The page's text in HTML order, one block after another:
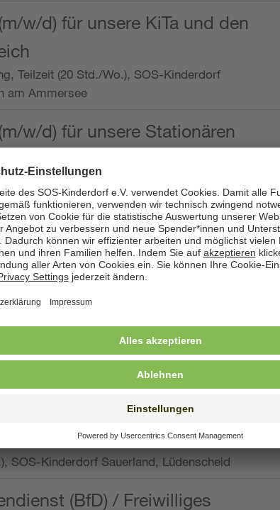
w/d) für unsere KiTa und den
Teilzeit (20 Std./Wo.), SOS-Kinderdorf
am Ammersee
w/d) für unsere Stationären
Vollzeit oder Teilzeit (mind. 30 - max. 38,5
Worpswede,
der Qualifikation als
w/d) und die Ambulanten
Vollzeit oder Teilzeit (min. 34 bis max. 38,5
Oberpfalz, Immenreuth
Woche), SOS-Kinderdorf Düsseldorf
SOS-Kinderdorf Sauerland, Lüdenscheid
(BfD) / Freiwilliges